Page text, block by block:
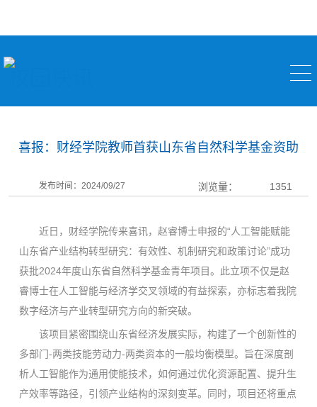
喜报：财经学院教师首获山东省自然科学基金资助
发布时间：2024/09/27 浏览量： 1351
近日，财经学院传来喜讯，赵睿博士申报的“人工智能赋能
山东省产业结构转型研究：有效性、机制研究和政策讨论”成功
获批2024年度山东省自然科学基金青年项目。此立项不仅是赵
睿博士在人工智能与经济学交叉领域的有益探索，亦标志着我院
数字经济与产业转型研究方向的新突破。
该项目紧密围绕山东省经济发展实际，构建了一个创新性的
多部门-两类技能劳动力-两类资本的一般均衡模型。旨在深度剖
析人工智能作为通用使能技术，如何通过优化资源配置、提升生
产效率等路径，引领产业结构的深刻变革。同时，项目还将重点